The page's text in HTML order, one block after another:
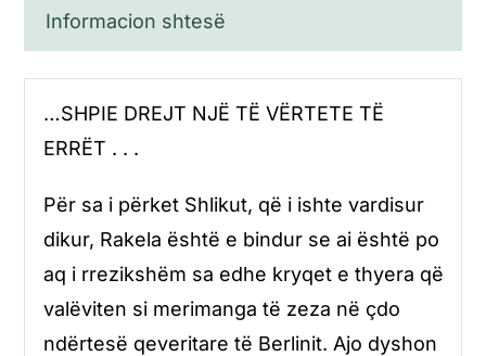
Informacion shtesë
…SHPIE DREJT NJË TË VËRTETE TË
ERRËT . . .
Për sa i përket Shlikut, që i ishte vardisur
dikur, Rakela është e bindur se ai është po
aq i rrezikshëm sa edhe kryqet e thyera që
valëviten si merimanga të zeza në çdo
ndërtesë qeveritare të Berlinit. Ajo dyshon